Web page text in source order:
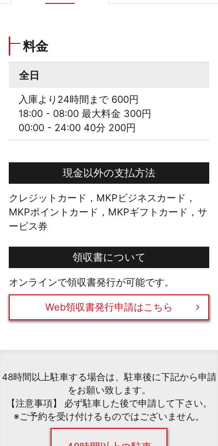
料金
全日
入庫より24時間まで 600円
18:00 - 08:00 最大料金 300円
00:00 - 24:00 40分 200円
現金以外の支払方法
クレジットカード，MKPビジネスカード，
MKPポイントカード，MKPギフトカード，サ
ービス券
領収書について
オンラインで領収書発行が可能です。
Web領収書発行申請はこちら
48時間以上駐車する場合は、駐車後に下記から申請
をお願い致します。
【注意事項】 必ず駐車した後で申請して下さい。
※ご予約を受け付けるものではございません。